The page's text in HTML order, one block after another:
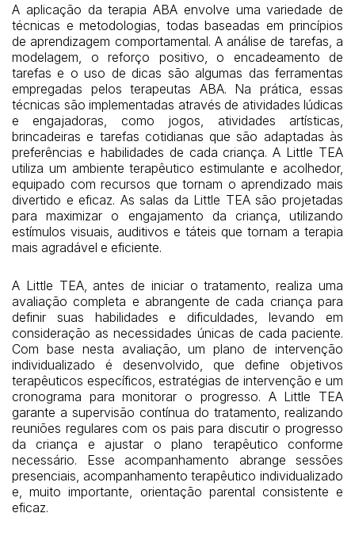
A aplicação da terapia ABA envolve uma variedade de
técnicas e metodologias, todas baseadas em princípios
de aprendizagem comportamental. A análise de tarefas, a
modelagem, o reforço positivo, o encadeamento de
tarefas e o uso de dicas são algumas das ferramentas
empregadas pelos terapeutas ABA. Na prática, essas
técnicas são implementadas através de atividades lúdicas
e engajadoras, como jogos, atividades artísticas,
brincadeiras e tarefas cotidianas que são adaptadas às
preferências e habilidades de cada criança. A Little TEA
utiliza um ambiente terapêutico estimulante e acolhedor,
equipado com recursos que tornam o aprendizado mais
divertido e eficaz. As salas da Little TEA são projetadas
para maximizar o engajamento da criança, utilizando
estímulos visuais, auditivos e táteis que tornam a terapia
mais agradável e eficiente.
A Little TEA, antes de iniciar o tratamento, realiza uma
avaliação completa e abrangente de cada criança para
definir suas habilidades e dificuldades, levando em
consideração as necessidades únicas de cada paciente.
Com base nesta avaliação, um plano de intervenção
individualizado é desenvolvido, que define objetivos
terapêuticos específicos, estratégias de intervenção e um
cronograma para monitorar o progresso. A Little TEA
garante a supervisão contínua do tratamento, realizando
reuniões regulares com os pais para discutir o progresso
da criança e ajustar o plano terapêutico conforme
necessário. Esse acompanhamento abrange sessões
presenciais, acompanhamento terapêutico individualizado
e, muito importante, orientação parental consistente e
eficaz.